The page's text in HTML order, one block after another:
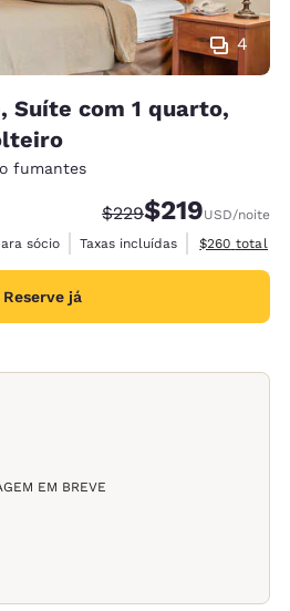
4
Suíte com 1 quarto,
fumantes
Tarifa anterior
$229Tarifa com
$219USD/noite
sócio
Taxas incluídas Exibir
$260 total
Reserve já
EM BREVE